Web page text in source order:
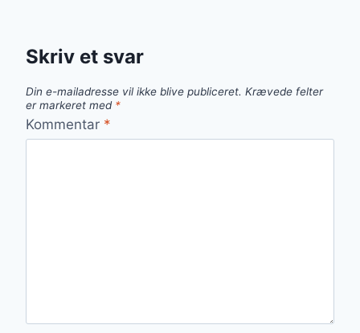
Skriv et svar
Din e-mailadresse vil ikke blive publiceret. Krævede felter
er markeret med *
Kommentar *